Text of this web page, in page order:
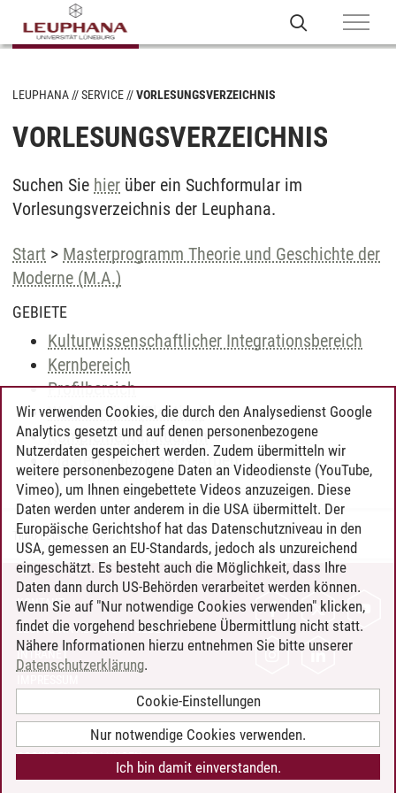
LEUPHANA SERVICE VORLESUNGSVERZEICHNIS
VORLESUNGSVERZEICHNIS
Suchen Sie hier über ein Suchformular im
Vorlesungsverzeichnis der Leuphana.
Start > Masterprogramm Theorie und Geschichte der
Moderne (M.A.)
GEBIETE
Kulturwissenschaftlicher Integrationsbereich
Kernbereich
Profilbereich
Wahlbereich (Elective)
Komplementärstudium
Masterforum/Master-Arbeit
Timo Leder/30.06.2024
KONTAKT
LEUPHANA ALS ARBEITGEBER
INTRANET
BARRIEREFREIHEIT
COOKIE-EINSTELLUNGEN
Wir verwenden Cookies, die durch den Analysedienst Google
Analytics gesetzt und auf denen personenbezogene
Nutzerdaten gespeichert werden. Zudem übermitteln wir
weitere personenbezogene Daten an Videodienste (YouTube,
Vimeo), um Ihnen eingebettete Videos anzuzeigen. Diese
Daten werden unter anderem in die USA übermittelt. Der
Europäische Gerichtshof hat das Datenschutzniveau in den
USA, gemessen an EU-Standards, jedoch als unzureichend
eingeschätzt. Es besteht auch die Möglichkeit, dass Ihre
Daten dann durch US-Behörden verarbeitet werden können.
Wenn Sie auf "Nur notwendige Cookies verwenden" klicken,
findet die vorgehend beschriebene Übermittlung nicht statt.
Nähere Informationen hierzu entnehmen Sie bitte unserer
Datenschutzerklärung.
Cookie-Einstellungen
Nur notwendige Cookies verwenden.
Ich bin damit einverstanden.